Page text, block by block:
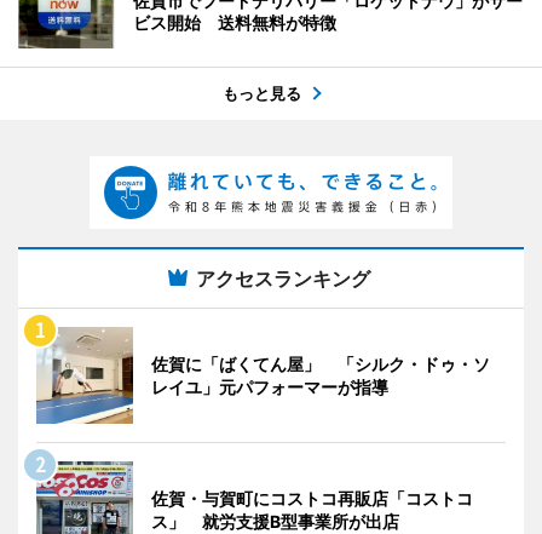
ビス開始 送料無料が特徴
もっと見る
アクセスランキング
佐賀に「ばくてん屋」 「シルク・ドゥ・ソ
レイユ」元パフォーマーが指導
佐賀・与賀町にコストコ再販店「コストコ
ス」 就労支援B型事業所が出店